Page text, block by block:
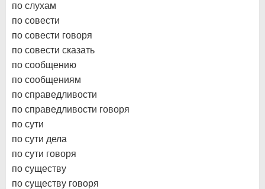
по слухам
по совести
по совести говоря
по совести сказать
по сообщению
по сообщениям
по справедливости
по справедливости говоря
по сути
по сути дела
по сути говоря
по существу
по существу говоря